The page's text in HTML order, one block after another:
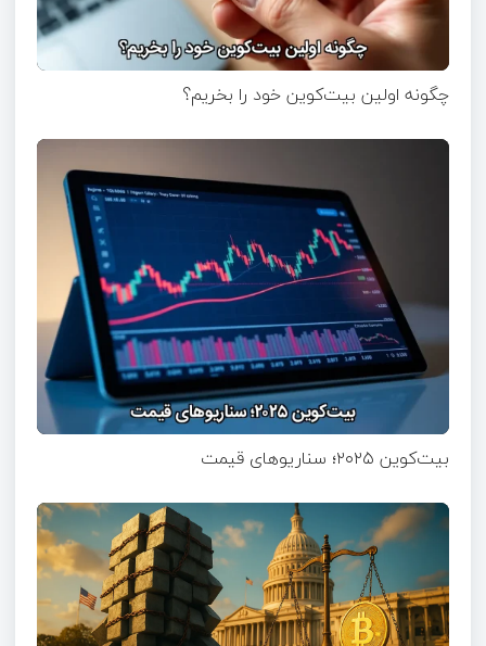
چگونه اولین بیت‌کوین خود را بخریم؟
بیت‌کوین ۲۰۲۵؛ سناریوهای قیمت